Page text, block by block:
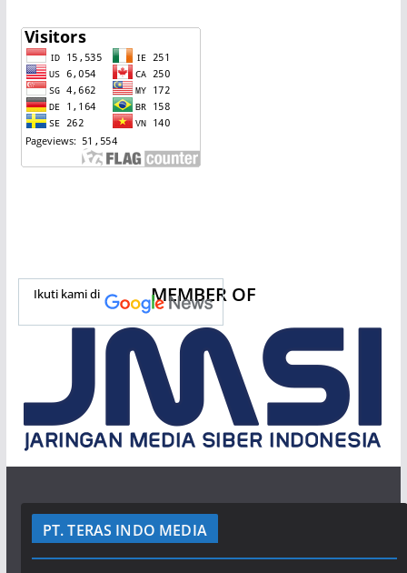
Ikuti kami di MEMBER OF
PT. TERAS INDO MEDIA